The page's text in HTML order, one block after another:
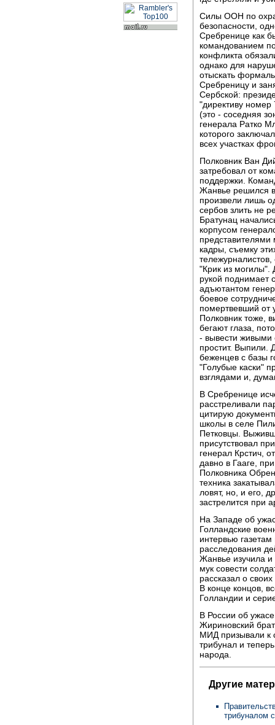
Силы ООН по
безопасности,
Сребренице как
командованием
конфликта
однако для
отыскать
Сребреницу и
Сербской:
"директиву
(это - соседняя
генерала Ратко
которого
всех участках
Полковник Ван
затребовал от
поддержки.
Жанвье решился
произвели лишь
сербов злить не
Братунац
корпусом
кадры, съемку
"Крик из могилы".
рукой поднимает
адъютантом
боевое
помертвевший от
Полковник тоже,
бегают глаза,
- вывести живыми
простит. Выпили.
беженцев с базы
"Голубые каски"
взглядами и,
В Сребренице
расстреливали
цитирую
школы в селе
Петковцы.
присутствовал
генерал Крстич,
давно в Гааге,
Полковника
техника
ловят, но, и его,
застрелится при
На Западе об
Голландские
интервью
расследования
Жанвье изучила
мук совести
рассказал о
В конце концов,
Голландии и
В России об
Жириновский
МИД призывали к
трибунал и
народа.
Другие
трибуналом